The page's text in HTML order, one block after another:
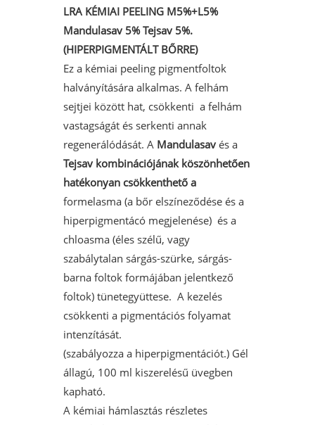
LRA KÉMIAI PEELING M5%+L5%
Mandulasav 5% Tejsav 5%.
(HIPERPIGMENTÁLT BŐRRE)
Ez a kémiai peeling pigmentfoltok
halványítására alkalmas. A felhám
sejtjei között hat, csökkenti a felhám
vastagságát és serkenti annak
regenerálódását. A Mandulasavés a
Tejsav kombinációjának köszönhetően
hatékonyan csökkenthető a
formelasma (a bőr elszíneződése és a
hiperpigmentácó megjelenése) és a
chloasma (éles szélű, vagy
szabálytalan sárgás-szürke, sárgás-
barna foltok formájában jelentkező
foltok) tünetegyüttese. A kezelés
csökkenti a pigmentációs folyamat
intenzítását.
(szabályozza a hiperpigmentációt.) Gél
állagú, 100 ml kiszerelésű üvegben
kapható.
A kémiai hámlasztás részletes